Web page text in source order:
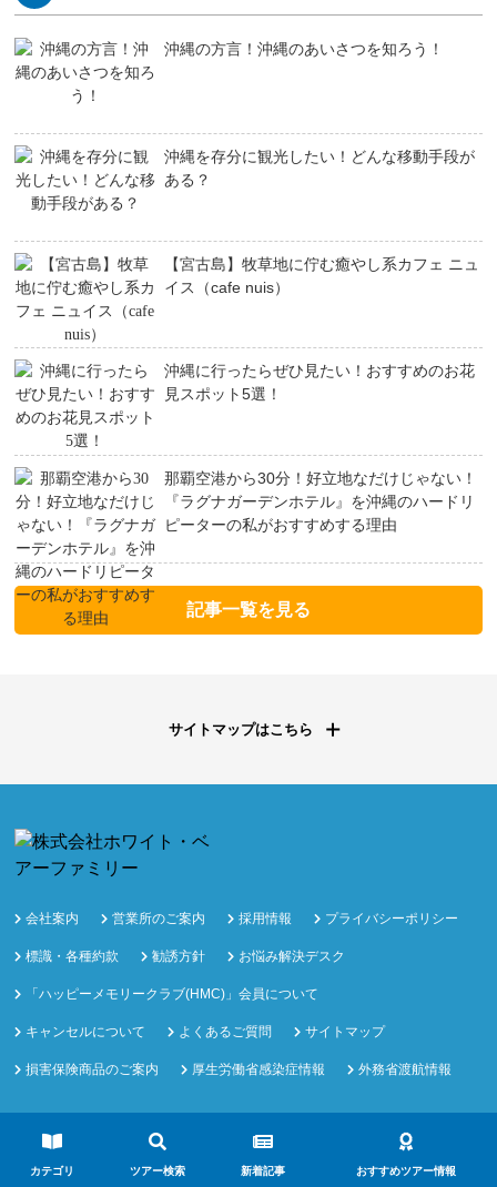
沖縄の方言！沖縄のあいさつを知ろう！
沖縄を存分に観光したい！どんな移動手段が
ある？
【宮古島】牧草地に佇む癒やし系カフェ ニュ
イス（cafe nuis）
沖縄に行ったらぜひ見たい！おすすめのお花
見スポット5選！
那覇空港から30分！好立地なだけじゃない！
『ラグナガーデンホテル』を沖縄のハードリ
ピーターの私がおすすめする理由
記事一覧を見る
カテゴリ ツアー検索 新着記事 おすすめツアー情報
サイトマップはこちら
会社案内 営業所のご案内 採用情報 プライバシーポリシー
標識・各種約款 勧誘方針 お悩み解決デスク
「ハッピーメモリークラブ(HMC)」会員について
キャンセルについて よくあるご質問 サイトマップ
損害保険商品のご案内 厚生労働省感染症情報 外務省渡航情報
ァミリー
All Rights Reserved.